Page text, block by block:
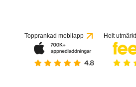
Topprankad mobilapp Helt utmärkt